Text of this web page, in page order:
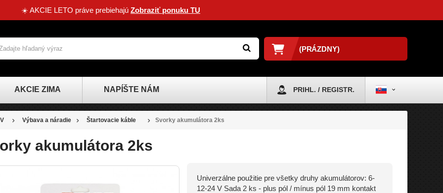
☀️ AKCIE LETO práve prebiehajú Zobraziť ponuku TU
(PRÁZDNY)
AKCIE ZIMA NAPÍŠTE NÁM PRIHL. / REGISTR.
Výbava a náradie Štartovacie káble Svorky akumulátora 2ks
akumulátora 2ks
Univerzálne použitie pre všetky druhy akumulátorov: 6-
12-24 V Sada 2 ks - plus pól / mínus pól 19 mm kontakt